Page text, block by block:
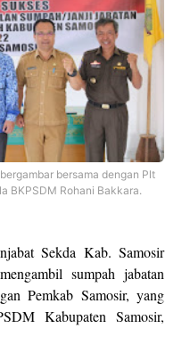
bersama dengan Plt
BKPSDM Rohani Bakkara.
Sekda Kab. Samosir
sumpah jabatan
Pemkab Samosir, yang
Kabupaten Samosir,